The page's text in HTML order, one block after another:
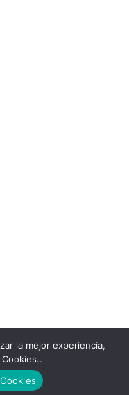
. Premium Blog Solutions.
la mejor experiencia,